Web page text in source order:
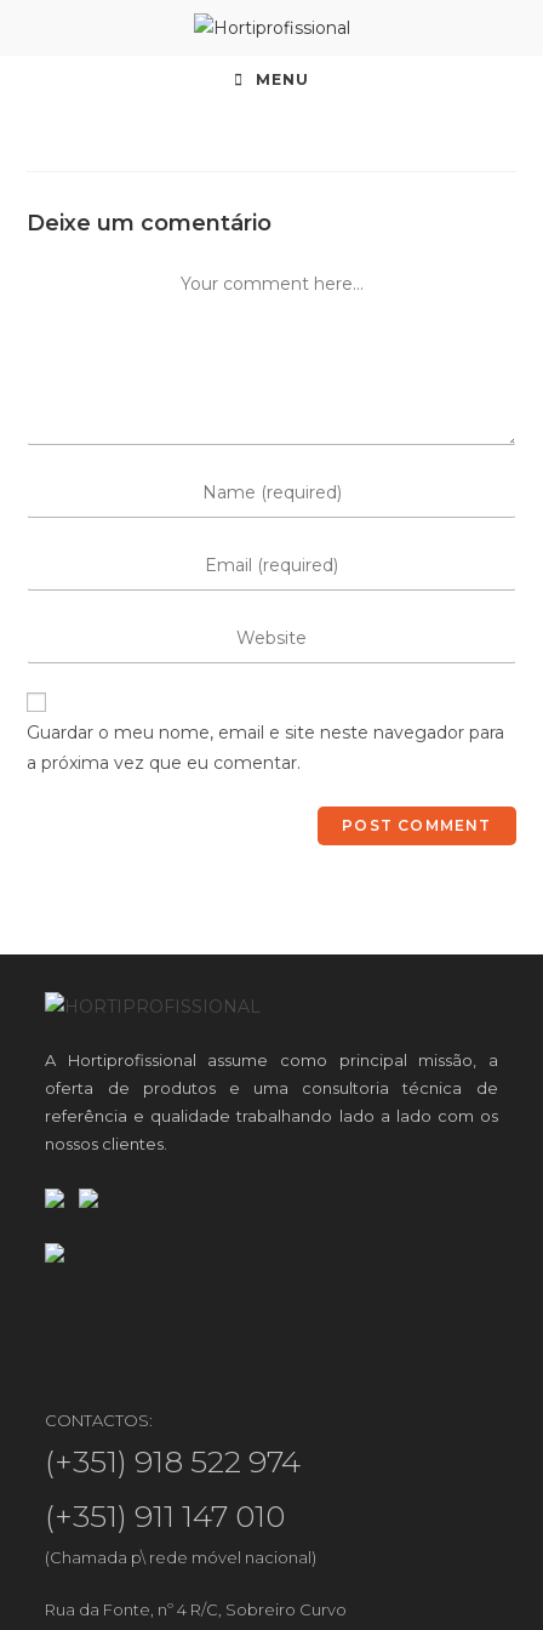
MENU
Deixe um comentário
Guardar o meu nome, email e site neste navegador para
a próxima vez que eu comentar.
A Hortiprofissional assume como principal missão, a
oferta de produtos e uma consultoria técnica de
referência e qualidade trabalhando lado a lado com os
nossos clientes.
CONTACTOS:
(+351) 918 522 974
(+351) 911 147 010
(Chamada p\ rede móvel nacional)
Rua da Fonte, nº 4 R/C, Sobreiro Curvo